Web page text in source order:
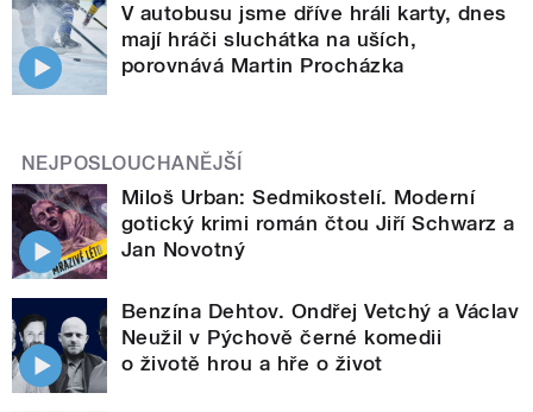
V autobusu jsme dříve hráli karty, dnes
mají hráči sluchátka na uších,
porovnává Martin Procházka
NEJPOSLOUCHANĚJŠÍ
Miloš Urban: Sedmikostelí. Moderní
gotický krimi román čtou Jiří Schwarz a
Jan Novotný
Benzína Dehtov. Ondřej Vetchý a Václav
Neužil v Pýchově černé komedii
o životě hrou a hře o život